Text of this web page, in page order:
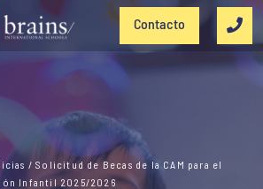
Contacto
/Solicitud de Becas de la CAM para el
Infantil 2025/2026